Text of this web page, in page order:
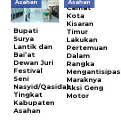
Asahan
Bupati
Surya
Lantik dan
Bai’at
Dewan Juri
Festival
Seni
Nasyid/Qasidah
Tingkat
Kabupaten
Asahan
Asahan
Camat
Kota
Kisaran
Timur
Lakukan
Pertemuan
Dalam
Rangka
Maraknya
Aksi Geng
Motor